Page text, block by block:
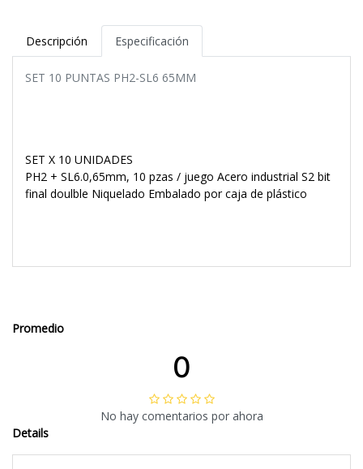
Descripción Especificación
SET 10 PUNTAS PH2-SL6 65MM
SET X 10 UNIDADES
PH2 + SL6.0,65mm, 10 pzas / juego Acero industrial S2 bit
final doulble Niquelado Embalado por caja de plástico
Promedio
0
No hay comentarios por ahora
Details